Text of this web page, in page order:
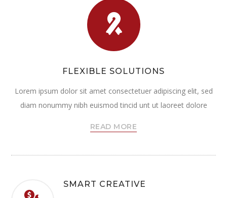
FLEXIBLE SOLUTIONS
Lorem ipsum dolor sit amet consectetuer adipiscing elit, sed
diam nonummy nibh euismod tincid unt ut laoreet dolore
READ MORE
SMART CREATIVE